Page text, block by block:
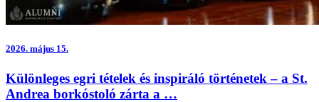
2026. május 15.
Különleges egri tételek és inspiráló történetek – a St.
Andrea borkóstoló zárta a …